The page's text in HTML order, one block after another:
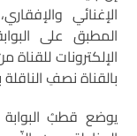
الإغنائي
المطبق على
بالقناة نصفِ
يوضع قطبُ